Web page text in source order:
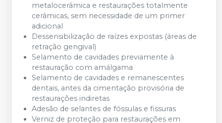
metalocerâmica e restaurações totalmente
cerâmicas, sem necessidade de um primer
adicional
Dessensibilização de raízes expostas (áreas de
retração gengival)
Selamento de cavidades previamente à
restauração com amálgama
Selamento de cavidades e remanescentes
dentais, antes da cimentação provisória de
restaurações indiretas
Adesão de selantes de fóssulas e fissuras
Verniz de proteção para restaurações em